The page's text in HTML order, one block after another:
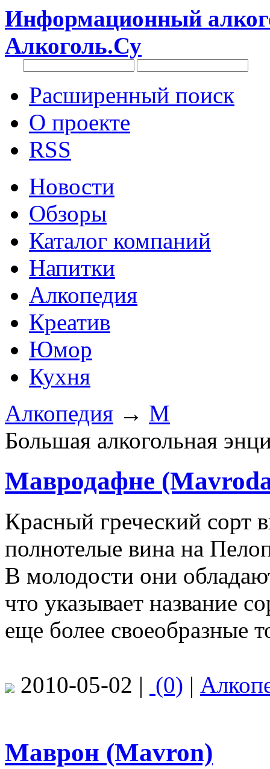
Информационный
Алкоголь.Су
Расширенный поиск
О проекте
RSS
Новости
Обзоры
Каталог компаний
Напитки
Алкопедия
Креатив
Юмор
Кухня
Алкопедия → М
Большая алкогольная
Мавродафне
Красный греческий
полнотелые вина на
В молодости они
что указывает название
еще более своеобразные
2010-05-02 | (0) |
Маврон (Mavron)